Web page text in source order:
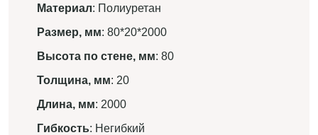
Материал: Полиуретан
Размер, мм: 80*20*2000
Высота по стене, мм: 80
Толщина, мм: 20
Длина, мм: 2000
Гибкость: Негибкий